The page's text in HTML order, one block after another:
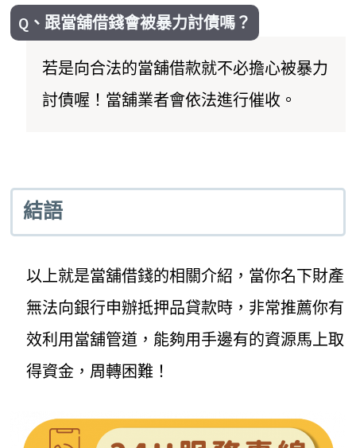
Q、跟當舖借錢會被暴力討債嗎？
若是向合法的當舖借款就不必擔心被暴力
討債喔！當舖業者會依法進行催收。
結語
以上就是當舖借錢的相關介紹，當你名下財產
無法向銀行申辦抵押品貸款時，非常推薦你有
效利用當舖管道，能夠用手邊有的資源馬上取
得資金，周轉困難！